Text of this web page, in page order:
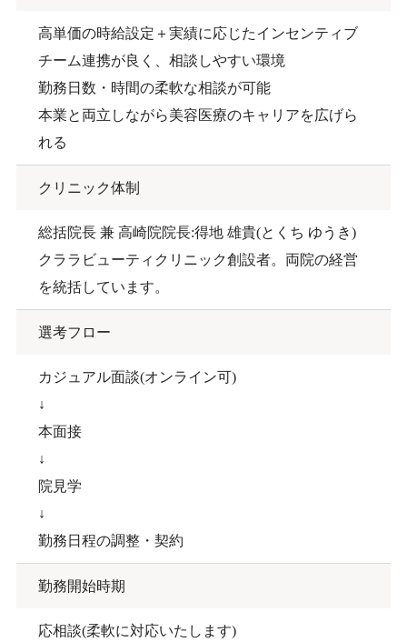
高単価の時給設定＋実績に応じたインセンティブ
チーム連携が良く、相談しやすい環境
勤務日数・時間の柔軟な相談が可能
本業と両立しながら美容医療のキャリアを広げら
れる
クリニック体制
総括院長 兼 高崎院院長:得地 雄貴(とくち ゆうき)
クララビューティクリニック創設者。両院の経営
を統括しています。
選考フロー
カジュアル面談(オンライン可)
↓
本面接
↓
院見学
↓
勤務日程の調整・契約
勤務開始時期
応相談(柔軟に対応いたします)